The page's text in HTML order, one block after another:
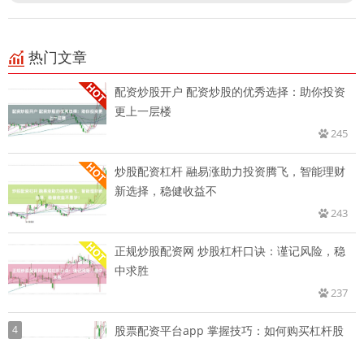
热门文章
配资炒股开户 配资炒股的优秀选择：助你投资
更上一层楼
245
炒股配资杠杆 融易涨助力投资腾飞，智能理财
新选择，稳健收益不
243
正规炒股配资网 炒股杠杆口诀：谨记风险，稳
中求胜
237
4
股票配资平台app 掌握技巧：如何购买杠杆股